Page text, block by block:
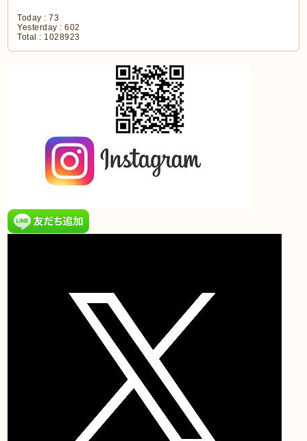
Today :73
Yesterday :602
Total : 1028923